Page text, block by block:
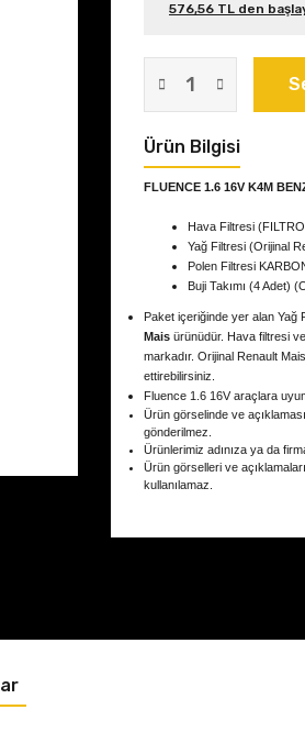
576,56 TL den
Ürün Bilgisi
FLUENCE 1.6 16V K4M
Hava Filtresi
Yağ Filtresi (Orijinal
Polen Filtresi
Buji Takımı (4 Adet)
Paket içeriğinde yer alan Yağ
Mais ürünüdür. Hava filtresi
markadır. Orijinal Renault
ettirebilirsiniz.
Fluence 1.6 16Varaçlara
Ürün görselinde ve
gönderilmez.
Ürünlerimiz adınıza ya da
Ürün görselleri ve
kullanılamaz.